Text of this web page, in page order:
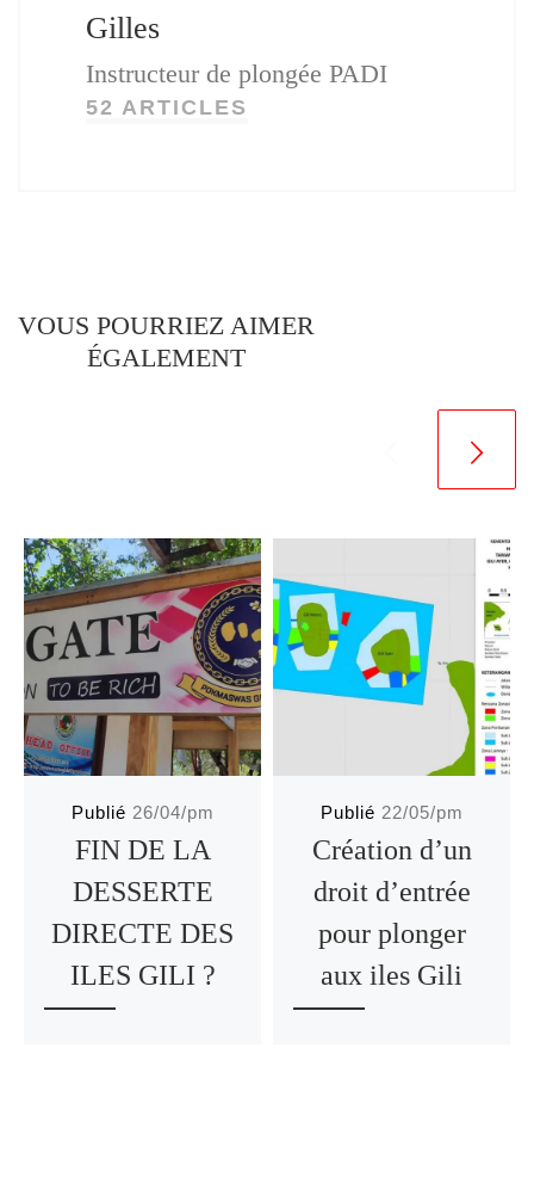
Gilles
Instructeur de plongée PADI
52 ARTICLES
VOUS POURRIEZ AIMER
ÉGALEMENT
Publié 26/04/pm
FIN DE LA
DESSERTE
DIRECTE DES
ILES GILI ?
Publié 22/05/pm
Création d’un
droit d’entrée
pour plonger
aux iles Gili